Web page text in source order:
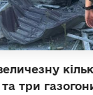
три